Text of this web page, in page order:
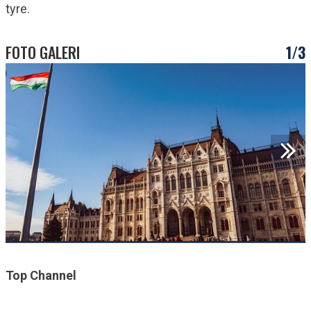
tyre.
FOTO GALERI 1/3
Top Channel